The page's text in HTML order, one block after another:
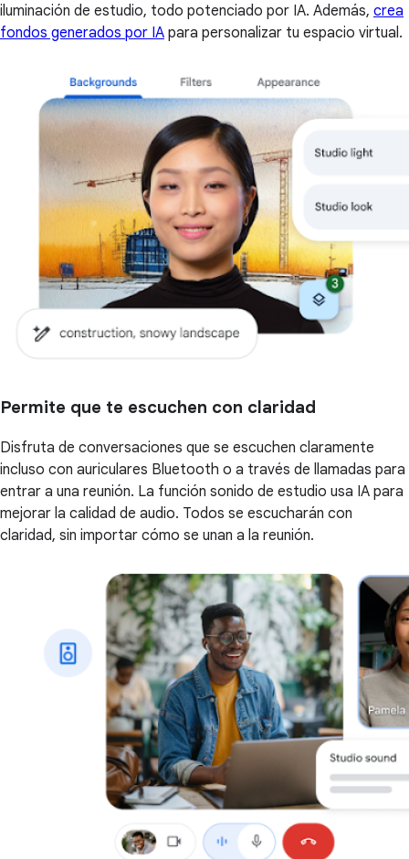
iluminación de estudio, todo potenciado por IA. Además, crea
fondos generados por IA para personalizar tu espacio virtual.
Permite que te escuchen con claridad
Disfruta de conversaciones que se escuchen claramente
incluso con auriculares Bluetooth o a través de llamadas para
entrar a una reunión. La función sonido de estudio usa IA para
mejorar la calidad de audio. Todos se escucharán con
claridad, sin importar cómo se unan a la reunión.